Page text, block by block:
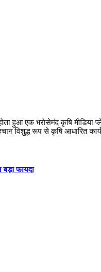
हुआ एक भरोसेमंद कृषि
विशुद्ध रूप से कृषि आधारित
बड़ा फायदा